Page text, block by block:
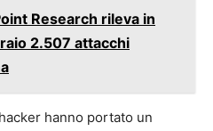
Research rileva in
2.507 attacchi
hanno portato un